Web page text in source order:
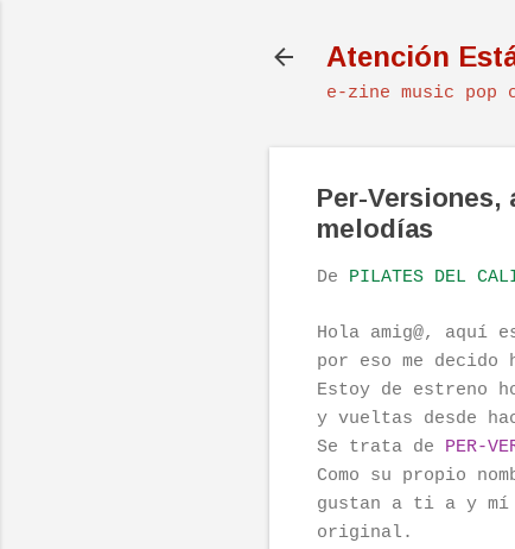
Atención
e-zine music
Per-Versiones,
melodías
De PILATES DEL
Hola amig@, aquí
por eso me
Estoy de estreno
y vueltas desde
Se trata de PER-
Como su propio
gustan a ti a y mí
original.